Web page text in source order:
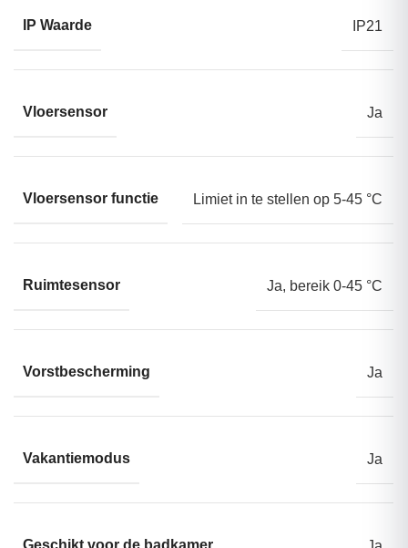
IP Waarde IP21
Vloersensor Ja
Vloersensor functie Limiet in te stellen op 5-45 °C
Ruimtesensor Ja, bereik 0-45 °C
Vorstbescherming Ja
Vakantiemodus Ja
Geschikt voor de badkamer